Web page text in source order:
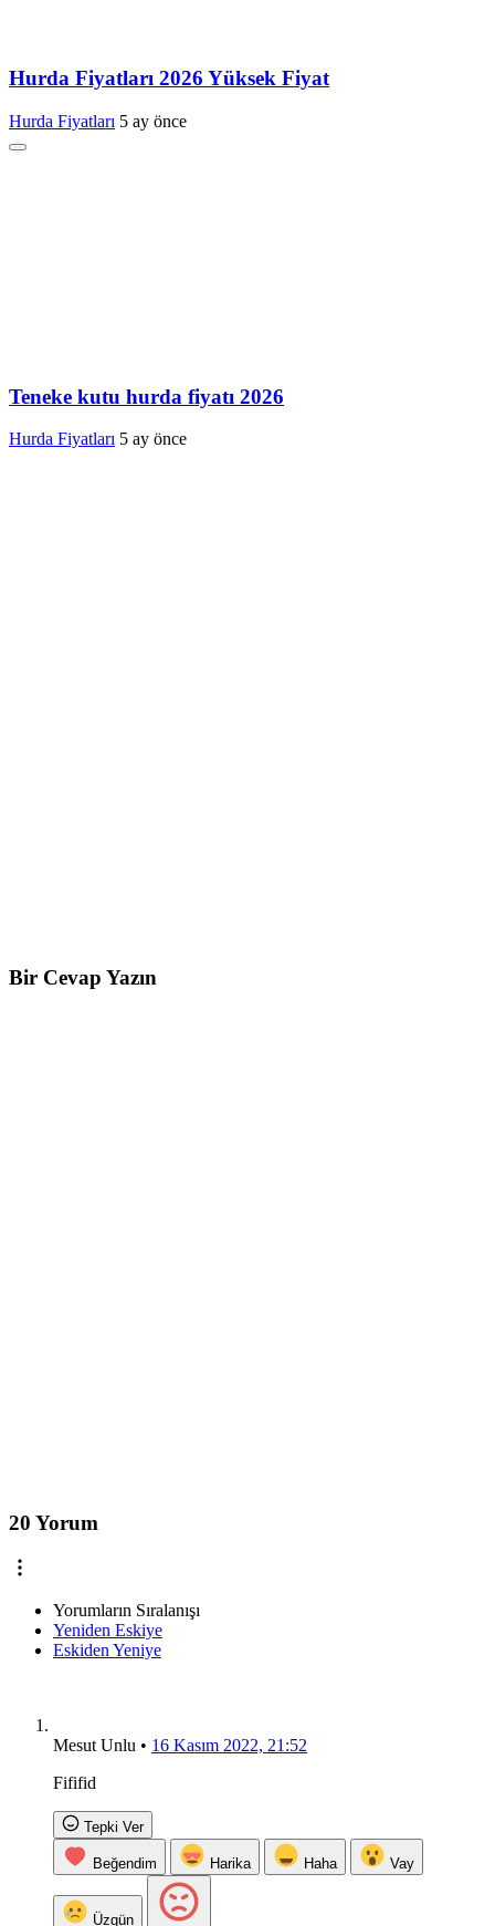
Hurda Fiyatları 2026 Yüksek Fiyat
Hurda Fiyatları 5 ay önce
Teneke kutu hurda fiyatı 2026
Hurda Fiyatları 5 ay önce
Bir Cevap Yazın
20 Yorum
Yorumların Sıralanışı
Yeniden Eskiye
Eskiden Yeniye
Mesut Unlu • 16 Kasım 2022, 21:52
Fififid
Tepki Ver
Beğendim Harika Haha Vay
Üzgün